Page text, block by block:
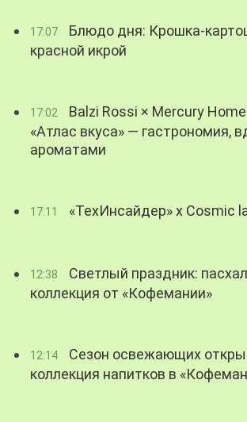
17:07
Блюдо дня: Крошка-
красной икрой
17:02
Balzi Rossi × Mercury
«Атлас вкуса» — гастрономия,
ароматами
17:11 «ТехИнсайдер» х Cosmic
12:38
Светлый праздник:
коллекция от «Кофемании»
12:14
Сезон освежающих
коллекция напитков в